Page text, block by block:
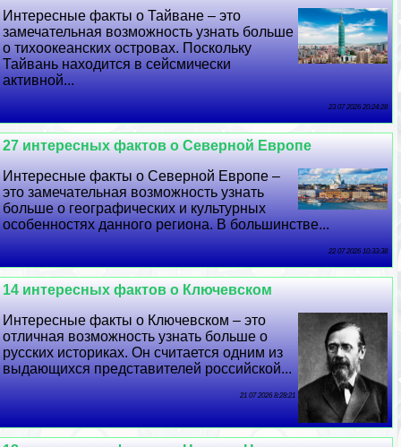
Интересные факты о Тайване – это
замечательная возможность узнать больше
о тихоокеанских островах. Поскольку
Тайвань находится в сейсмически
активной...
23 07 2026 20:24:28
27 интересных фактов о Северной Европе
Интересные факты о Северной Европе –
это замечательная возможность узнать
больше о географических и культурных
особенностях данного региона. В большинстве...
22 07 2026 10:33:38
14 интересных фактов о Ключевском
Интересные факты о Ключевском – это
отличная возможность узнать больше о
русских историках. Он считается одним из
выдающихся представителей российской...
21 07 2026 8:28:21